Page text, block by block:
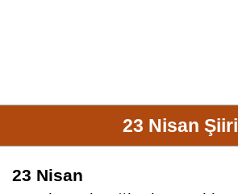
23 Nisan Şiiri
23 Nisan